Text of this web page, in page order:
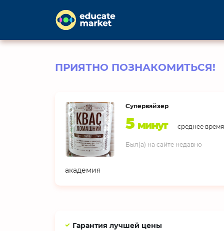
ПРИЯТНО ПОЗНАКОМИТЬСЯ!
Супервайзер
5 минут среднее время
Был(а) на сайте недавно
академия
Гарантия лучшей цены